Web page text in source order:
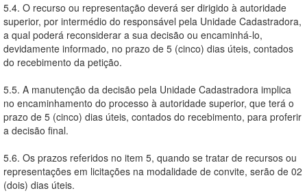
5.4. O recurso ou representação deverá ser dirigido à autoridade
superior, por intermédio do responsável pela Unidade Cadastradora,
a qual poderá reconsiderar a sua decisão ou encaminhá-lo,
devidamente informado, no prazo de 5 (cinco) dias úteis, contados
do recebimento da petição.
5.5. A manutenção da decisão pela Unidade Cadastradora implica
no encaminhamento do processo à autoridade superior, que terá o
prazo de 5 (cinco) dias úteis, contados do recebimento, para proferir
a decisão final.
5.6. Os prazos referidos no item 5, quando se tratar de recursos ou
representações em licitações na modalidade de convite, serão de 02
(dois) dias úteis.